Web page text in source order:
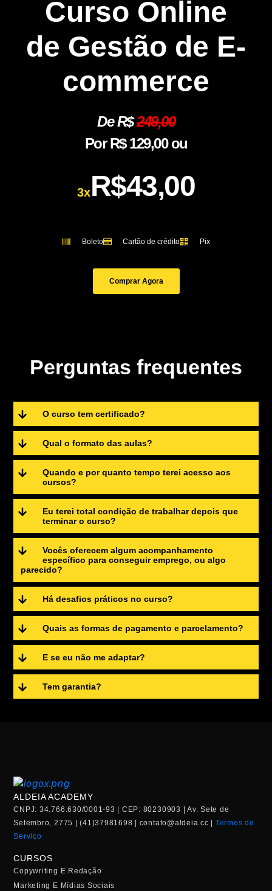
Curso Online
de Gestão de E-
commerce
De R$ 249,00
Por R$ 129,00 ou
3xR$43,00
Boleto Cartão de crédito Pix
Comprar Agora
Perguntas frequentes
O curso tem certificado?
Qual o formato das aulas?
Quando e por quanto tempo terei acesso aos
cursos?
Eu terei total condição de trabalhar depois que
terminar o curso?
Vocês oferecem algum acompanhamento
específico para conseguir emprego, ou algo
parecido?
Há desafios práticos no curso?
Quais as formas de pagamento e parcelamento?
E se eu não me adaptar?
Tem garantia?
ALDEIA ACADEMY
CNPJ: 34.766.630/0001-93 | CEP: 80230903 | Av. Sete de
Setembro, 2775 | (41)37981698 | contato@aldeia.cc
Termos de
Serviço
CURSOS
Copywriting E Redação
Marketing E Mídias Sociais